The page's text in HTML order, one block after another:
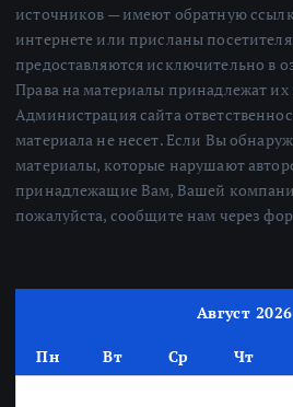
источников — имеют обратную
интернете или присланы
предоставляются исключительно в
Права на материалы принадлежат их
Администрация сайта
материала не несет. Если Вы
материалы, которые нарушают
принадлежащие Вам, Вашей
пожалуйста, сообщите нам через
Август 2026
Пн Вт Ср Чт